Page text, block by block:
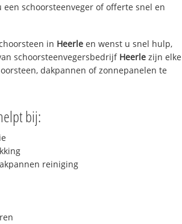
een schoorsteenveger of offerte snel en
in Heerle en wenst u snel hulp,
schoorsteenvegersbedrijf Heerle zijn elke
dakpannen of zonnepanelen te
bij:
reiniging